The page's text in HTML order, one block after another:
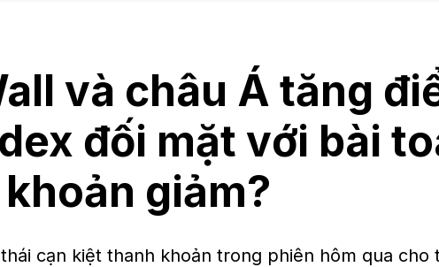
và châu Á tăng
đối mặt với bài
giảm?
cạn kiệt thanh khoản trong phiên hôm qua cho